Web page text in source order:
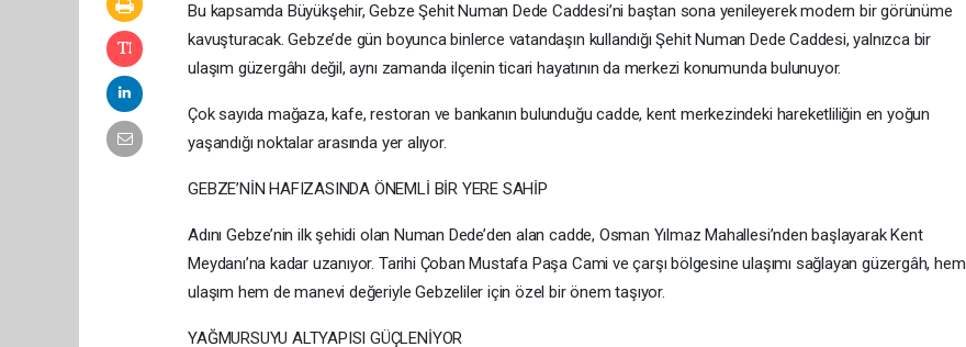
Bu kapsamda Büyükşehir, Gebze Şehit Numan Dede Caddesi’ni baştan sona yenileyerek modern bir görünüme
kavuşturacak. Gebze’de gün boyunca binlerce vatandaşın kullandığı Şehit Numan Dede Caddesi, yalnızca bir
ulaşım güzergâhı değil, aynı zamanda ilçenin ticari hayatının da merkezi konumunda bulunuyor.
Çok sayıda mağaza, kafe, restoran ve bankanın bulunduğu cadde, kent merkezindeki hareketliliğin en yoğun
yaşandığı noktalar arasında yer alıyor.
GEBZE’NİN HAFIZASINDA ÖNEMLİ BİR YERE SAHİP
Adını Gebze’nin ilk şehidi olan Numan Dede’den alan cadde, Osman Yılmaz Mahallesi’nden başlayarak Kent
Meydanı’na kadar uzanıyor. Tarihi Çoban Mustafa Paşa Cami ve çarşı bölgesine ulaşımı sağlayan güzergâh, hem
ulaşım hem de manevi değeriyle Gebzeliler için özel bir önem taşıyor.
YAĞMURSUYU ALTYAPISI GÜÇLENİYOR